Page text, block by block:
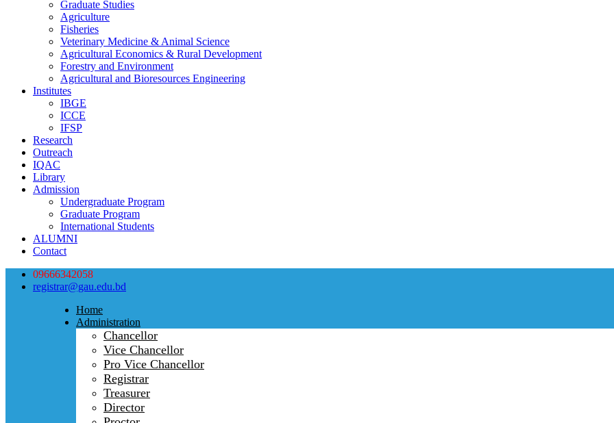
Graduate Studies
Agriculture
Fisheries
Veterinary Medicine & Animal Science
Agricultural Economics & Rural Development
Forestry and Environment
Agricultural and Bioresources Engineering
Institutes
IBGE
ICCE
IFSP
Research
Outreach
IQAC
Library
Admission
Undergraduate Program
Graduate Program
International Students
ALUMNI
Contact
09666342058
registrar@gau.edu.bd
Home
Administration
Chancellor
Vice Chancellor
Pro Vice Chancellor
Registrar
Treasurer
Director